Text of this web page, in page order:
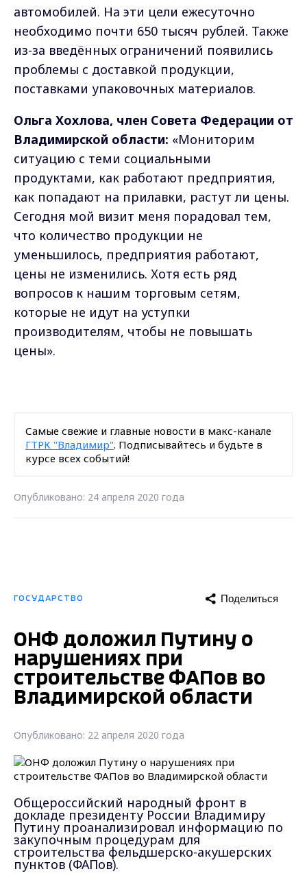
автомобилей. На эти цели ежесуточно
необходимо почти 650 тысяч рублей. Также
из-за введённых ограничений появились
проблемы с доставкой продукции,
поставками упаковочных материалов.
Ольга Хохлова, член Совета Федерации от
Владимирской области: «Мониторим
ситуацию с теми социальными
продуктами, как работают предприятия,
как попадают на прилавки, растут ли цены.
Сегодня мой визит меня порадовал тем,
что количество продукции не
уменьшилось, предприятия работают,
цены не изменились. Хотя есть ряд
вопросов к нашим торговым сетям,
которые не идут на уступки
производителям, чтобы не повышать
цены».
Самые свежие и главные новости в макс-канале
ГТРК "Владимир". Подписывайтесь и будьте в
курсе всех событий!
Опубликовано: 24 апреля 2020 года
ГОСУДАРСТВО Поделиться
ОНФ доложил Путину о
нарушениях при
строительстве ФАПов во
Владимирской области
Опубликовано: 22 апреля 2020 года
Общероссийский народный фронт в
докладе президенту России Владимиру
Путину проанализировал информацию по
закупочным процедурам для
строительства фельдшерско-акушерских
пунктов (ФАПов).